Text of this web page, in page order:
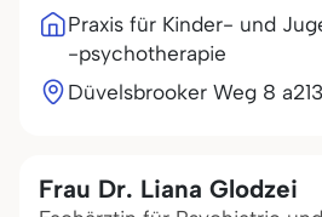
Praxis für Kinder- und
-psychotherapie
Düvelsbrooker Weg 8 a
Frau Dr. Liana Glodzei